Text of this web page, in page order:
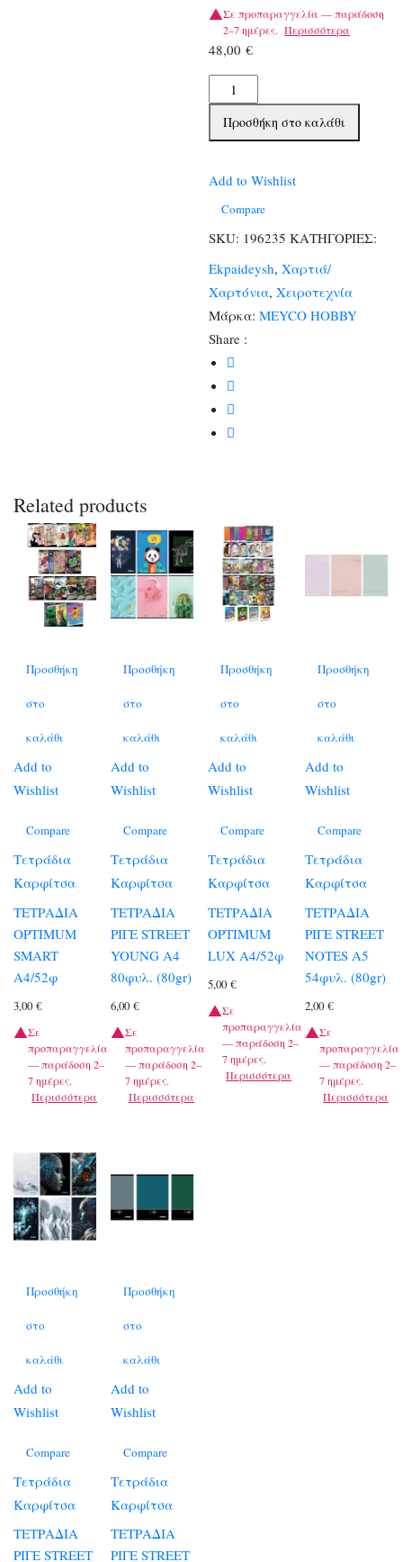
Σε προπαραγγελία — παράδοση
2–7 ημέρες. Περισσότερα
48,00€
ΤΣΟΧΑ
MEYCO
ΜΟΝΟΧΡΩΜΗ
0,45x5m
2mm
Προσθήκη στο καλάθι
Add to Wishlist
Compare
SKU: 196235 ΚΑΤΗΓΟΡΙΕΣ:
Ekpaideysh,Χαρτιά/
Χαρτόνια,Χειροτεχνία
Μάρκα:MEYCO HOBBY
Share :
Related products
Προσθήκη
στο
καλάθι
Add to
Wishlist
Compare
Τετράδια
Καρφίτσα
ΤΕΤΡΑΔΙΑ
OPTIMUM
SMART
A4/52φ
3,00 €
Σε
προπαραγγελία
— παράδοση 2–
7 ημέρες.
Περισσότερα
Προσθήκη
στο
καλάθι
Add to
Wishlist
Compare
Τετράδια
Καρφίτσα
ΤΕΤΡΑΔΙΑ
ΡΙΓΕ STREET
YOUNG A4
80φυλ. (80gr)
6,00€
Σε
προπαραγγελία
— παράδοση 2–
7 ημέρες.
Περισσότερα
Προσθήκη
στο
καλάθι
Add to
Wishlist
Compare
Τετράδια
Καρφίτσα
ΤΕΤΡΑΔΙΑ
OPTIMUM
LUX A4/52φ
5,00€
Σε
προπαραγγελία
— παράδοση 2–
7 ημέρες.
Περισσότερα
Προσθήκη
στο
καλάθι
Add to
Wishlist
Compare
Τετράδια
Καρφίτσα
ΤΕΤΡΑΔΙΑ
ΡΙΓΕ STREET
NOTES A5
54φυλ. (80gr)
2,00€
Σε
προπαραγγελία
— παράδοση 2–
7 ημέρες.
Περισσότερα
Προσθήκη
στο
καλάθι
Add to
Wishlist
Compare
Τετράδια
Καρφίτσα
ΤΕΤΡΑΔΙΑ
ΡΙΓΕ STREET
Προσθήκη
στο
καλάθι
Add to
Wishlist
Compare
Τετράδια
Καρφίτσα
ΤΕΤΡΑΔΙΑ
ΡΙΓΕ STREET